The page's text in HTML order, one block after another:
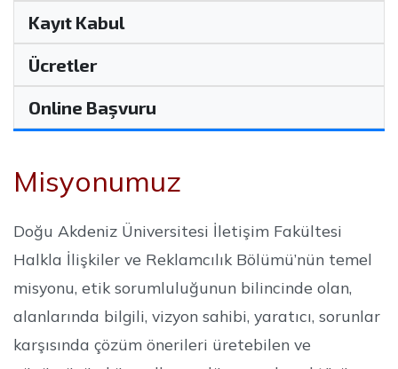
Kayıt Kabul
Ücretler
Online Başvuru
Misyonumuz
Doğu Akdeniz Üniversitesi İletişim Fakültesi
Halkla İlişkiler ve Reklamcılık Bölümü’nün temel
misyonu, etik sorumluluğunun bilincinde olan,
alanlarında bilgili, vizyon sahibi, yaratıcı, sorunlar
karşısında çözüm önerileri üretebilen ve